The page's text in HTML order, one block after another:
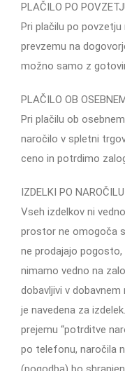
PLAČILO PO
Pri plačilu po
prevzemu na
možno samo z
PLAČILO OB
Pri plačilu ob
naročilo v spletni
ceno in potrdimo
IZDELKI PO NAROČILU
Vseh izdelkov ni
prostor ne omogoča
ne prodajajo
nimamo vedno na
dobavljivi v dobavnem
je navedena za
prejemu “potrditve
po telefonu, naročila